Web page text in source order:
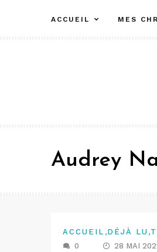
contenu
ACCUEIL MES
Audrey
ACCUEIL ,DÉJÀ LU ,
0
28 MAI